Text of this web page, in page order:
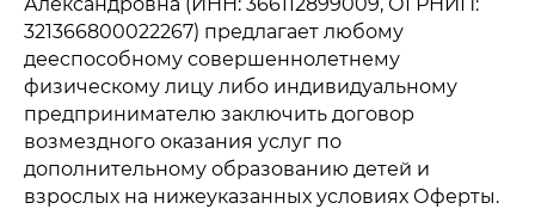
321366800022267) предлагает любому
дееспособному совершеннолетнему
физическому лицу либо индивидуальному
предпринимателю заключить договор
возмездного оказания услуг по
дополнительному образованию детей и
взрослых на нижеуказанных условиях Оферты.